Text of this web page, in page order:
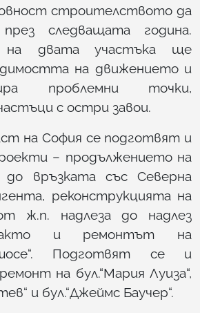
строителството да
следващата година.
на двата участъка ще
на движението и
проблемни точки,
с остри завои.
на София се подготвят и
– продължението на
до връзката със Северна
реконструкцията на
ж.п. надлеза до надлез
както и ремонтът на
Подготвят се и
на бул.“Мария Луиза“,
и бул.“Джеймс Баучер“.